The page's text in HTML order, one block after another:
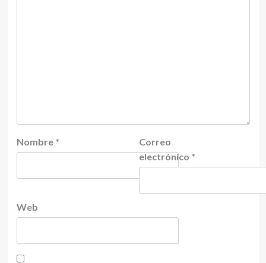
Nombre *
Correo
electrónico *
Web